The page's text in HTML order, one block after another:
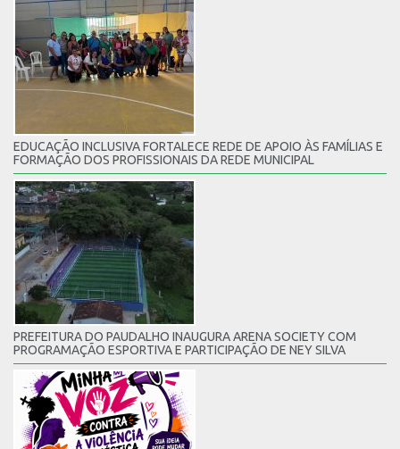
EDUCAÇÃO INCLUSIVA FORTALECE REDE DE APOIO ÀS FAMÍLIAS E
FORMAÇÃO DOS PROFISSIONAIS DA REDE MUNICIPAL
PREFEITURA DO PAUDALHO INAUGURA ARENA SOCIETY COM
PROGRAMAÇÃO ESPORTIVA E PARTICIPAÇÃO DE NEY SILVA